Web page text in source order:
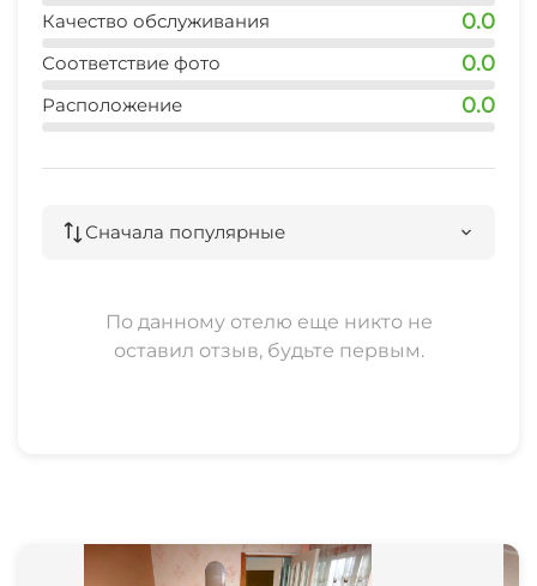
2-3 мин
аптека
центр
10 мин
остановка общественного транспорта
2-3 мин
Качество обслуживания 0.0
Соответствие фото 0.0
Расположение 0.0
Сначала популярные
По данному отелю еще никто не
оставил отзыв, будьте первым.